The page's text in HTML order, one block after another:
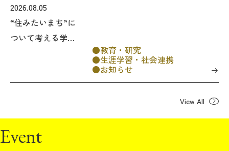
2026.08.05
教育・研究
生涯学習・社会連携
お知らせ
“住みたいまち”に
ついて考える学習
生きたいのか ―
のご案内
View All
Event